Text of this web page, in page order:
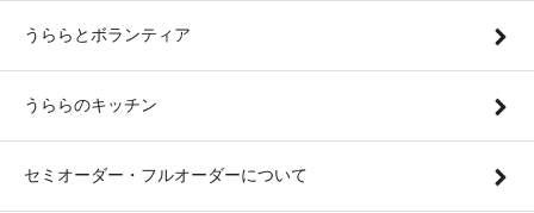
うららとボランティア
うららのキッチン
セミオーダー・フルオーダーについて